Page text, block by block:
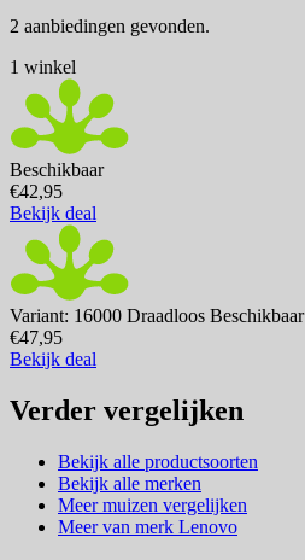
2 aanbiedingen gevonden.
1 winkel
Beschikbaar
€42,95
Bekijk deal
Variant: 16000 Draadloos Beschikbaar
€47,95
Bekijk deal
Verder vergelijken
Bekijk alle productsoorten
Bekijk alle merken
Meer muizen vergelijken
Meer van merk Lenovo